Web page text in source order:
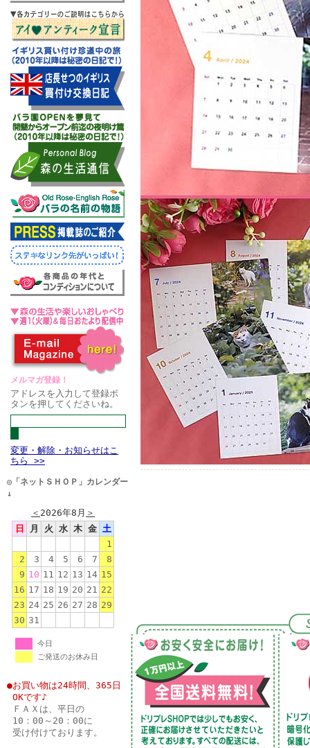
メルマガ登録！
アドレスを入力して登録ボ
タンを押してくださいね。
変更・解除・お知らせはこ
ちら >>
◎「ネットＳＨＯＰ」カレンダー
↓
＜ 2026年8月 ＞
日
月 火 水 木 金 土
1
2
3 4 5 6 7
8
9 10 11 12 13 14 15
16 17 18 19 20 21 22
23 24 25 26 27 28 29
30 31
今日
ご発送のお休み日
●お買い物は24時間、365日
OKです♪
ＦＡＸは、平日の
10：00～20：00に
受け付けております。